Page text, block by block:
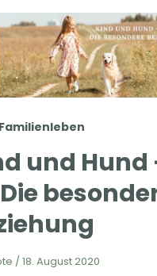
Familienleben
und Hund
Die
/18. August 2020